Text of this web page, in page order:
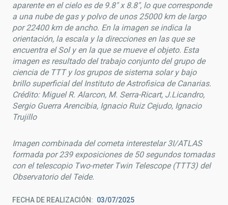
aparente en el cielo es de 9.8" x 8.8", lo que corresponde
a una nube de gas y polvo de unos 25000 km de largo
por 22400 km de ancho. En la imagen se indica la
orientación, la escala y la direcciones en las que se
encuentra el Sol y en la que se mueve el objeto. Esta
imagen es resultado del trabajo conjunto del grupo de
ciencia de TTT y los grupos de sistema solar y bajo
brillo superficial del Instituto de Astrofisica de Canarias.
Crédito: Miguel R. Alarcon, M. Serra-Ricart, J.Licandro,
Sergio Guerra Arencibia, Ignacio Ruiz Cejudo, Ignacio
Trujillo
Imagen combinada del cometa interestelar 3I/ATLAS
formada por 239 exposiciones de 50 segundos tomadas
con el telescopio Two-meter Twin Telescope (TTT3) del
Observatorio del Teide.
FECHA DE REALIZACIÓN 03/07/2025